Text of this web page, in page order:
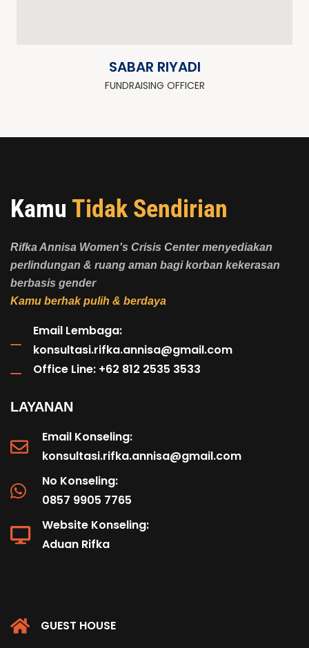
SABAR RIYADI
FUNDRAISING OFFICER
Kamu Tidak Sendirian
Rifka Annisa Women's Crisis Center menyediakan
perlindungan & ruang aman bagi korban kekerasan
berbasis gender
Kamu berhak pulih & berdaya
Email Lembaga:
konsultasi.rifka.annisa@gmail.com
Office Line: +62 812 2535 3533
LAYANAN
Email Konseling:
konsultasi.rifka.annisa@gmail.com
No Konseling:
0857 9905 7765
Website Konseling:
Aduan Rifka
GUEST HOUSE